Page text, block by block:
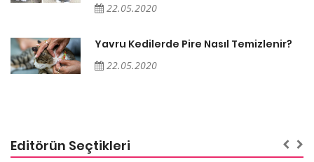
22.05.2020
Yavru Kedilerde Pire Nasıl Temizlenir?
22.05.2020
Editörün Seçtikleri